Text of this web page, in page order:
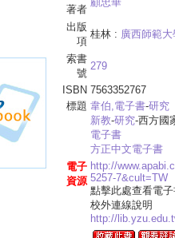
著者
出版
項
桂林 : 廣西師範
索書
號
279
ISBN 7563352767
標題 韋伯,電子書-研究
新教-研究-西方國
電子書
方正中文電子書
電子
資源
http://
5257-7&cult=TW
點擊此處查看電
校外連線說明
http://